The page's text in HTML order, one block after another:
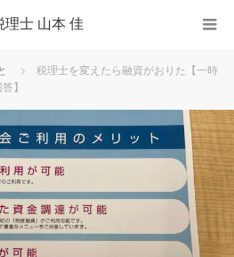
理士 山本 佳
税理士を変えたら融資がおりた【一時
】